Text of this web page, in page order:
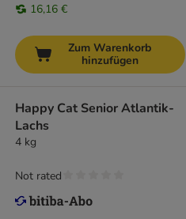
16,16 €
Zum Warenkorb
hinzufügen
Happy Cat Senior Atlantik-
Lachs
4 kg
Not rated